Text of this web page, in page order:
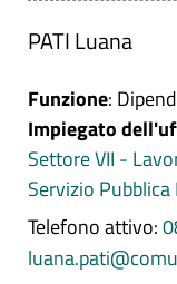
PATI Luana
Funzione:
Impiegato
Settore VII -
Servizio
Telefono attivo: